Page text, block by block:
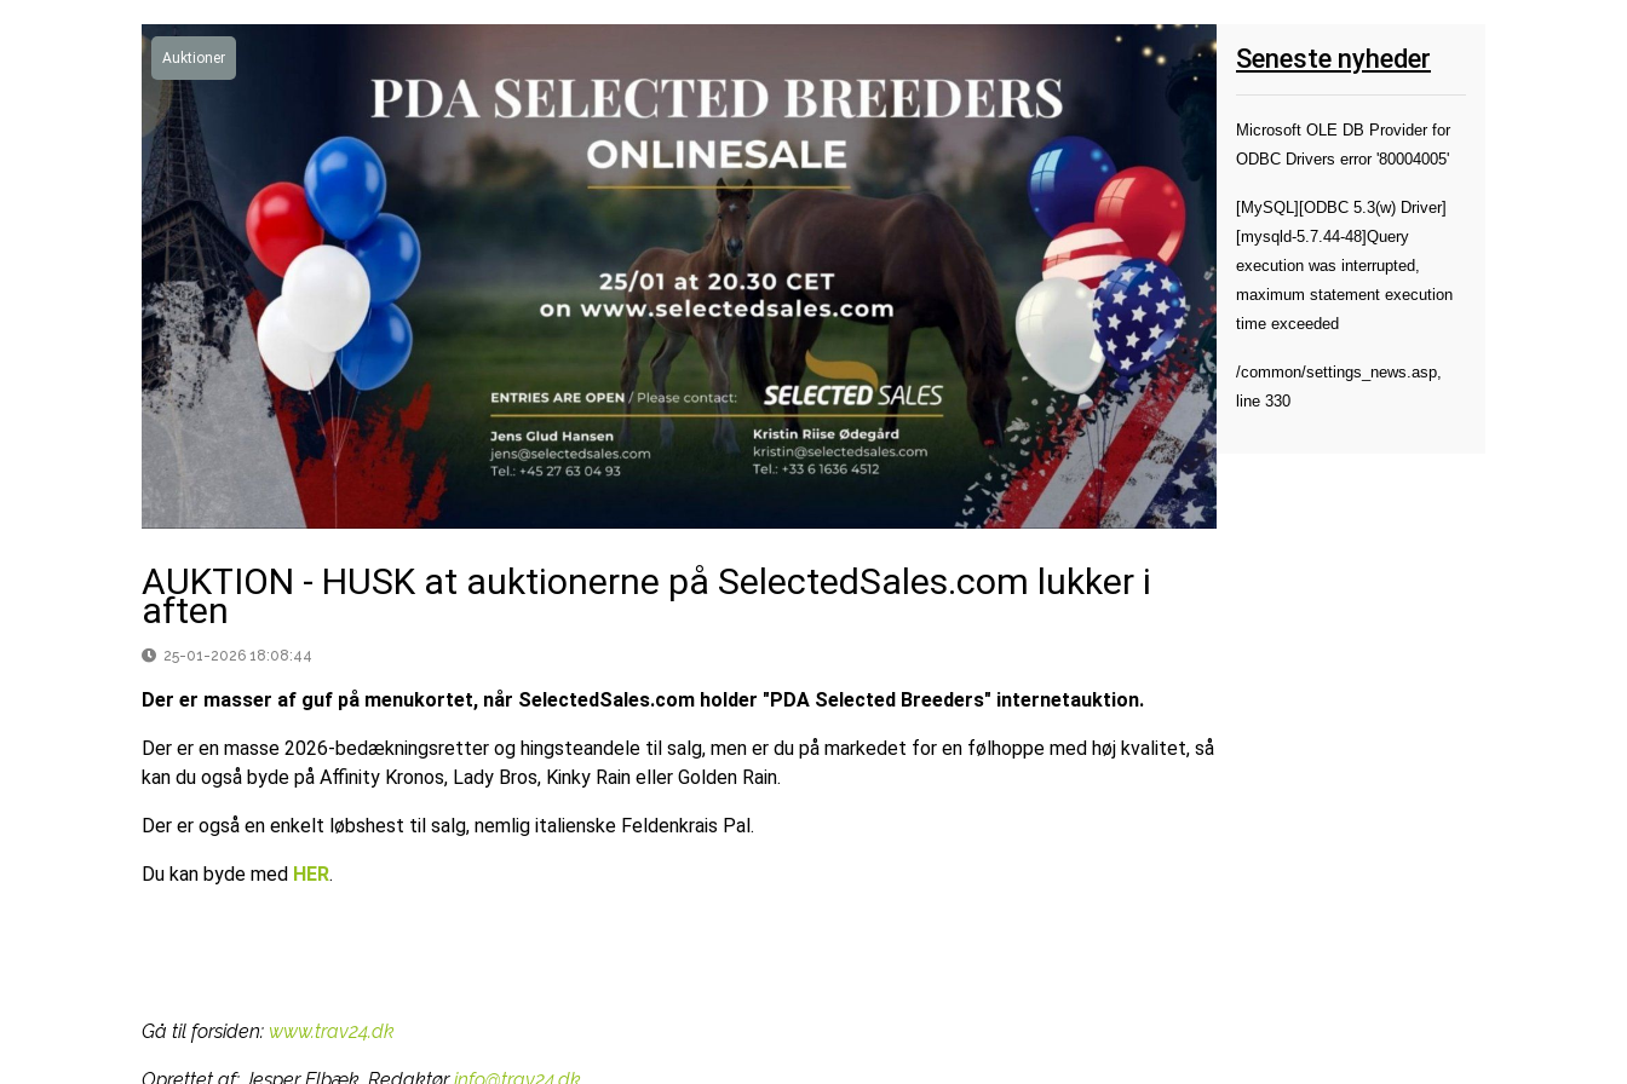
Auktioner
AUKTION - HUSK at auktionerne på SelectedSales.com lukker i
aften
25-01-2026 18:08:44
Der er masser af guf på menukortet, når SelectedSales.com holder "PDA Selected Breeders" internetauktion.
Der er en masse 2026-bedækningsretter og hingsteandele til salg, men er du på markedet for en følhoppe med høj kvalitet, så
kan du også byde på Affinity Kronos, Lady Bros, Kinky Rain eller Golden Rain.
Der er også en enkelt løbshest til salg, nemlig italienske Feldenkrais Pal.
Du kan byde med HER.
Gå til forsiden: www.trav24.dk
Seneste nyheder
Microsoft OLE DB Provider for
ODBC Drivers error '80004005'
[MySQL][ODBC 5.3(w) Driver]
[mysqld-5.7.44-48]Query
execution was interrupted,
maximum statement execution
time exceeded
/common/settings_news.asp,
line 330